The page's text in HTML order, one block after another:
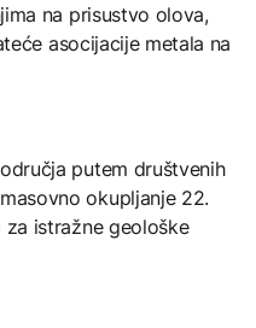
na prisustvo olova,
asocijacije metala na
putem društvenih
okupljanje 22.
istražne geološke